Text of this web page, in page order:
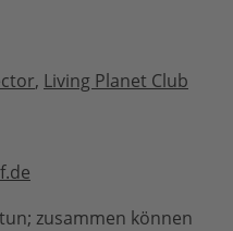
, Living Planet Club
zusammen können